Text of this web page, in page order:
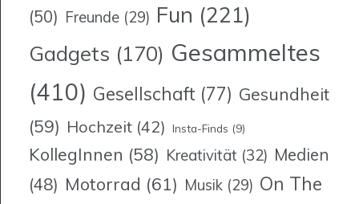
(50) Freunde (29) Fun (221)
Gadgets (170) Gesammeltes
(410) Gesellschaft (77) Gesundheit
(59) Hochzeit (42) Insta-Finds (9)
KollegInnen (58) Kreativität (32) Medien
(48) Motorrad (61) Musik (29) On The